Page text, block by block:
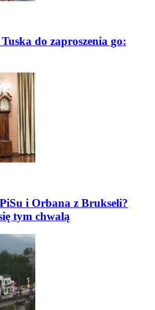
do zaproszenia go:
i Orbana z Brukseli?
tym chwalą